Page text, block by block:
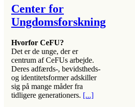
Center for
Ungdomsforskning
Hvorfor CeFU?
Det er de unge, der er
centrum af CeFUs arbejde.
Deres adfærds-, bevidstheds-
og identitetsformer adskiller
sig på mange måder fra
tidligere generationers. [...]